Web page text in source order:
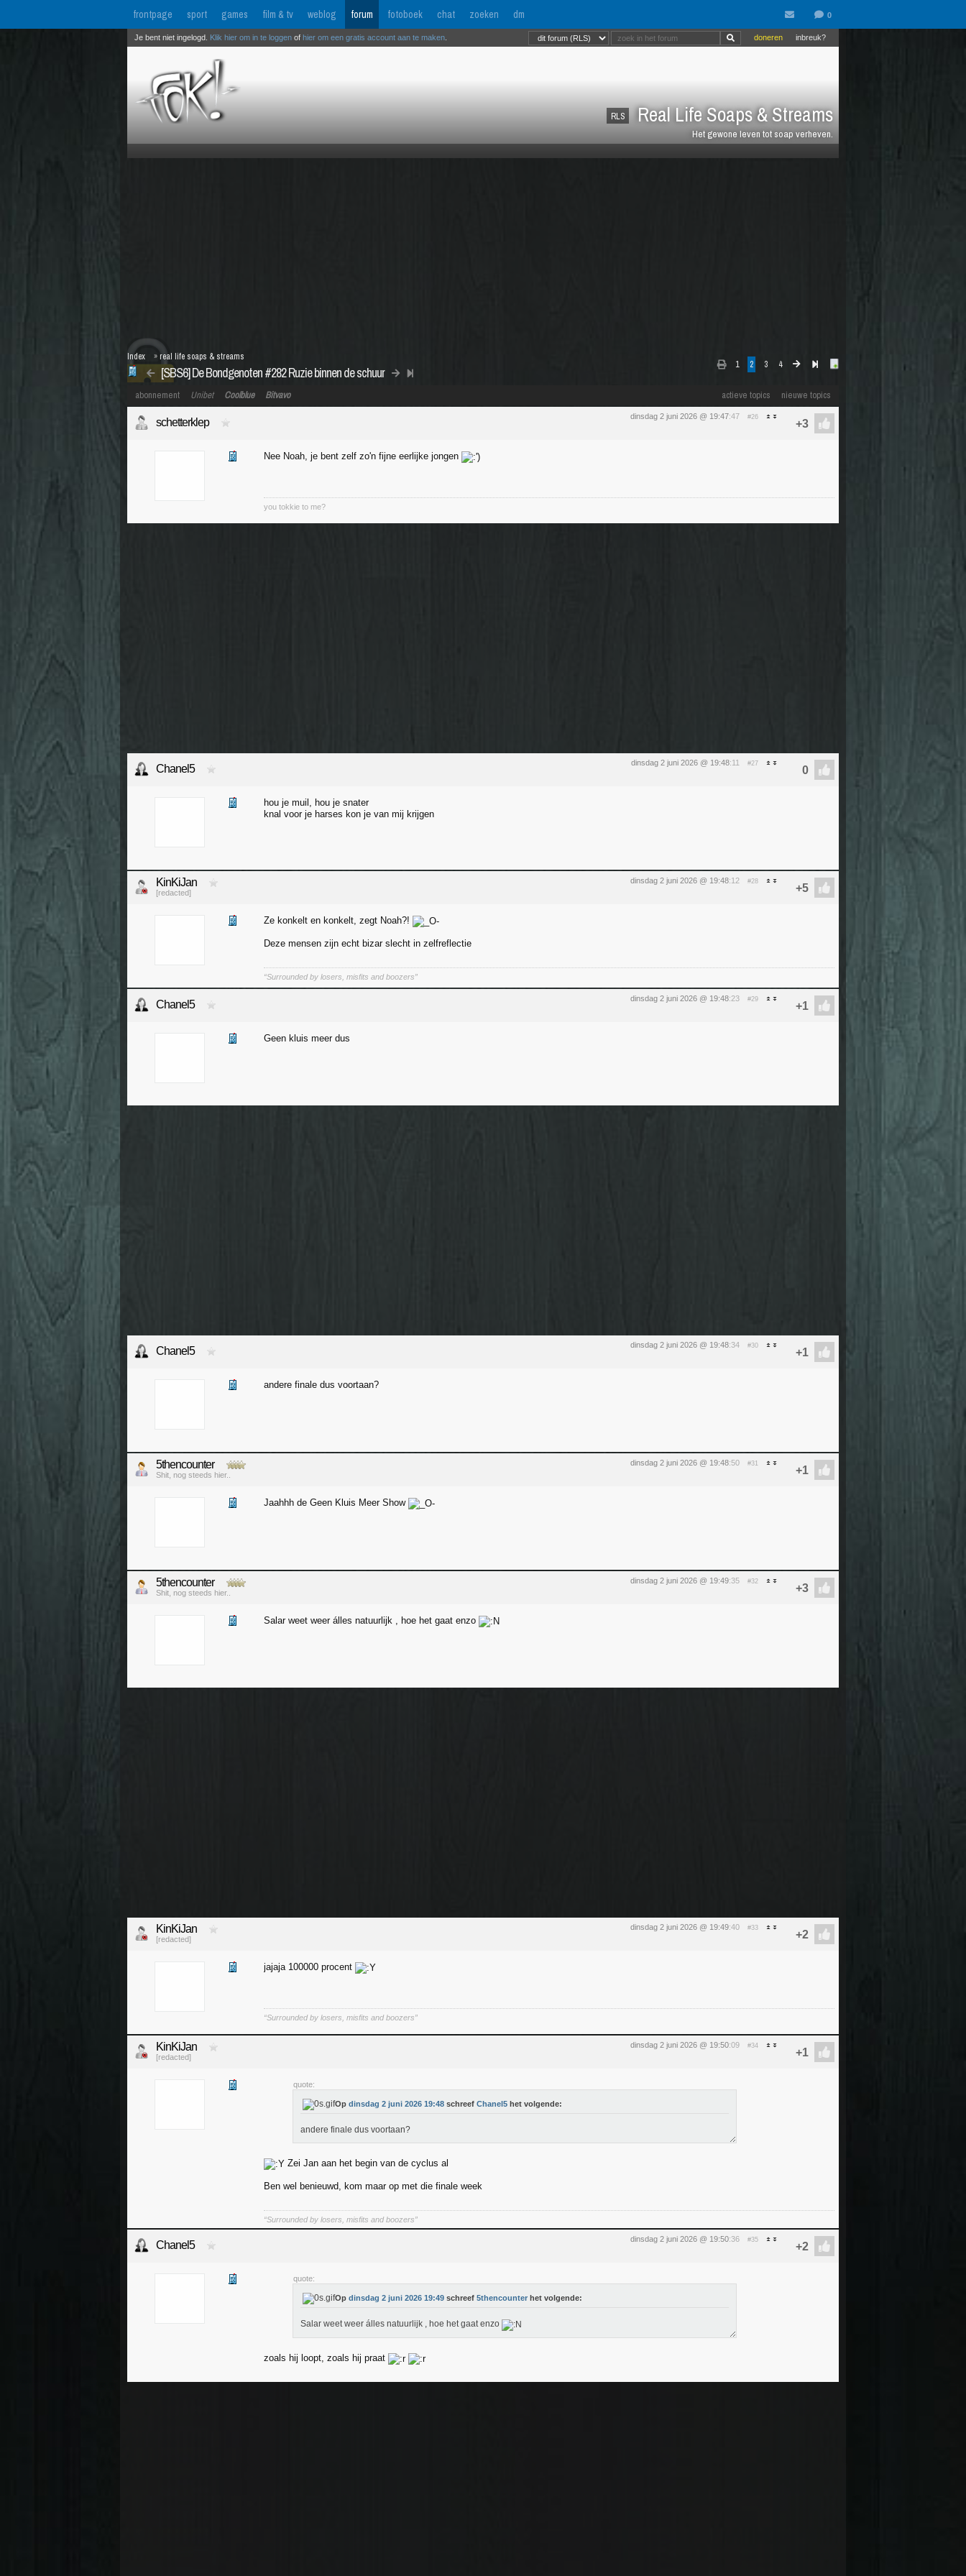
frontpage sport games film & tv weblog forum fotoboek chat zoeken dm
RLS Real Life Soaps & Streams
Het gewone leven tot soap verheven.
inbreuk?
doneren
Je bent niet ingelogd. Klik hier om in te loggen of hier om een gratis account aan te maken
1 2 3 4
[SBS6] De Bondgenoten #282 Ruzie binnen de schuur
Index » real life soaps & streams
actieve topics nieuwe topics
abonnement Unibet Coolblue Bitvavo
dinsdag 2 juni 2026 @ 19:47:47 #26
schetterklep
Nee Noah, je bent zelf zo'n fijne eerlijke jongen
you tokkie to me?
dinsdag 2 juni 2026 @ 19:48:11 #27
Chanel5
hou je muil, hou je snater
knal voor je harses kon je van mij krijgen
dinsdag 2 juni 2026 @ 19:48:12 #28
KinKiJan
[redacted]
Ze konkelt en konkelt, zegt Noah?!
Deze mensen zijn echt bizar slecht in zelfreflectie
“Surrounded by losers, misfits and boozers”
dinsdag 2 juni 2026 @ 19:48:23 #29
Chanel5
Geen kluis meer dus
dinsdag 2 juni 2026 @ 19:48:34 #30
Chanel5
andere finale dus voortaan?
dinsdag 2 juni 2026 @ 19:48:50 #31
5thencounter
Shit, nog steeds hier..
Jaahhh de Geen Kluis Meer Show
dinsdag 2 juni 2026 @ 19:49:35 #32
5thencounter
Shit, nog steeds hier..
Salar weet weer álles natuurlijk , hoe het gaat enzo
dinsdag 2 juni 2026 @ 19:49:40 #33
KinKiJan
[redacted]
jajaja 100000 procent
“Surrounded by losers, misfits and boozers”
dinsdag 2 juni 2026 @ 19:50:09 #34
KinKiJan
[redacted]
quote:
Op dinsdag 2 juni 2026 19:48 schreef Chanel5 het volgende:
andere finale dus voortaan?
Zei Jan aan het begin van de cyclus al
Ben wel benieuwd, kom maar op met die finale week
“Surrounded by losers, misfits and boozers”
dinsdag 2 juni 2026 @ 19:50:36 #35
Chanel5
quote:
Op dinsdag 2 juni 2026 19:49 schreef 5thencounter het volgende:
Salar weet weer álles natuurlijk , hoe het gaat enzo
zoals hij loopt, zoals hij praat